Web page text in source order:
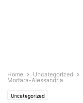
Home Uncategorized
Mortara-Alessandria
Uncategorized